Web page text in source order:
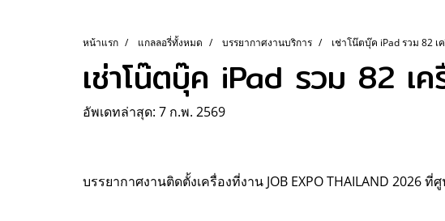
หน้าแรก แกลลอรี่ทั้งหมด บรรยากาศงานบริการ เช่าโน๊ตบุ๊ค iPad รวม 82 เ
เช่าโน๊ตบุ๊ค iPad รวม 82
อัพเดทล่าสุด: 7 ก.พ. 2569
บรรยากาศงานติดตั้งเครื่องที่งาน JOB EXPO THAILAND 2026